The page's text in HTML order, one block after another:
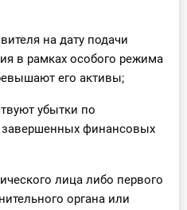
на дату подачи
в рамках особого режима
его активы;
убытки по
завершенных финансовых
лица либо первого
органа или